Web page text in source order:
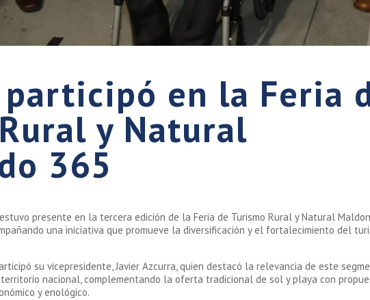
participó en la Feria
y Natural
365
presente en la tercera edición de la Feria de Turismo Rural y Natural
una iniciativa que promueve la diversificación y el fortalecimiento del
su vicepresidente, Javier Azcurra, quien destacó la relevancia de este
nacional, complementando la oferta tradicional de sol y playa con
y enológico.